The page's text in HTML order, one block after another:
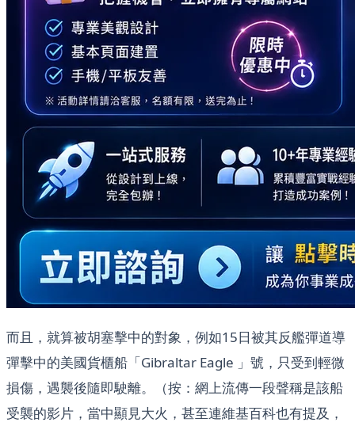
而且，就算被胡塞擊中的對象，例如15日被其反艦彈道導
彈擊中的美國貨櫃船「Gibraltar Eagle 」號，只受到輕微
損傷，遇襲後隨即駛離。（按：網上流傳一段聲稱是該船
受襲的影片 ，當中顯見大火，甚至連維基百科也有提及，